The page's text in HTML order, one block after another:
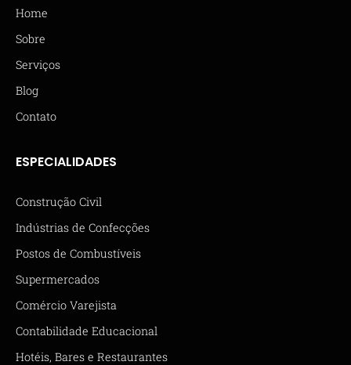
Home
Sobre
Serviços
Blog
Contato
ESPECIALIDADES
Construção Civil
Indústrias de Confecções
Postos de Combustíveis
Supermercados
Comércio Varejista
Contabilidade Educacional
Hotéis, Bares e Restaurantes